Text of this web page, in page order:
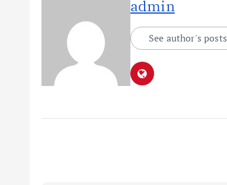
admin
See author's posts